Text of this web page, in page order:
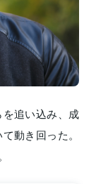
追い込み、成
動き回った。